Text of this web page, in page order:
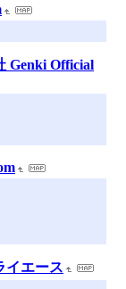
Genki Official
イエース